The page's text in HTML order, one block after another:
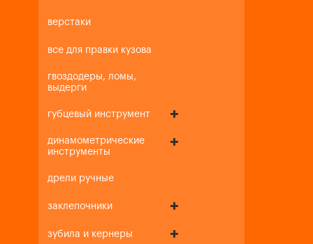
верстаки
все для правки кузова
гвоздодеры, ломы,
выдерги
губцевый инструмент
динамометрические
инструменты
дрели ручные
заклепочники
зубила и кернеры